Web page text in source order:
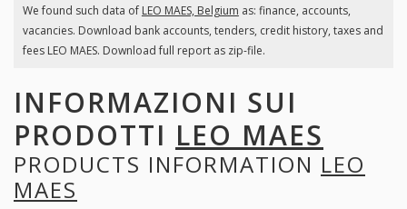
We found such data of LEO MAES, Belgium as: finance, accounts,
vacancies. Download bank accounts, tenders, credit history, taxes and
fees LEO MAES. Download full report as zip-file.
INFORMAZIONI SUI
PRODOTTI LEO MAES
PRODUCTS INFORMATION LEO
MAES